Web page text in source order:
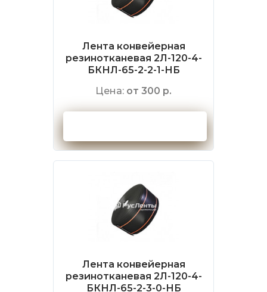
Лента конвейерная
резинотканевая 2Л-120-4-
БКНЛ-65-2-2-1-НБ
Цена: от 300 р.
Лента конвейерная
резинотканевая 2Л-120-4-
БКНЛ-65-2-3-0-НБ